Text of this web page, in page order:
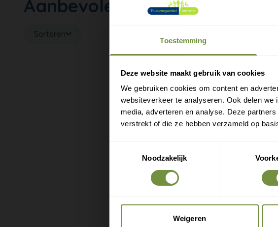
Toestemming
Deze website maakt gebruik van cookies
We gebruiken cookies om content en
websiteverkeer te analyseren. Ook delen
media, adverteren en analyse. Deze
verstrekt of die ze hebben verzameld op
Noodzakelijk
Weigeren
Aanbevolen producten
Sorteren
Laat
een gratis
Gratis
Nieuwe
Deskundige
Exclusieve